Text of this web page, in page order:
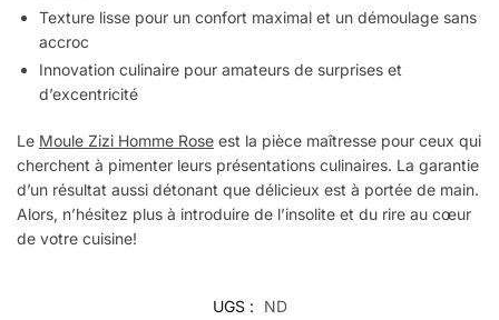
Texture lisse pour un confort maximal et un démoulage sans
accroc
Innovation culinaire pour amateurs de surprises et
d’excentricité
Le Moule Zizi Homme Rose est la pièce maîtresse pour ceux qui
cherchent à pimenter leurs présentations culinaires. La garantie
d’un résultat aussi détonant que délicieux est à portée de main.
Alors, n’hésitez plus à introduire de l’insolite et du rire au cœur
de votre cuisine!
UGS :
ND